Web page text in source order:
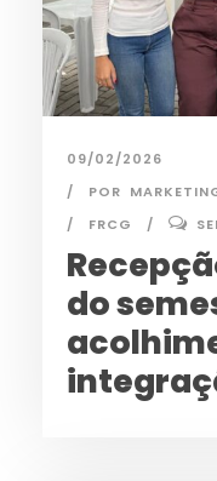
09/02/2026
POR
FRCG
do